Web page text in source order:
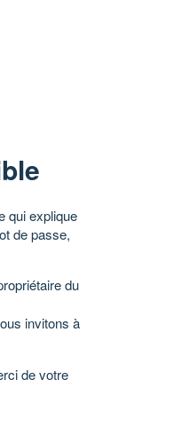
qui explique
de passe,
du
invitons à
de votre